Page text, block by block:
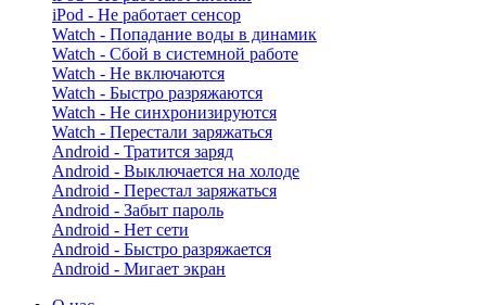
iPod - Не работает сенсор
Watch - Попадание воды в динамик
Watch - Сбой в системной работе
Watch - Не включаются
Watch - Быстро разряжаются
Watch - Не синхронизируются
Watch - Перестали заряжаться
Android - Тратится заряд
Android - Выключается на холоде
Android - Перестал заряжаться
Android - Забыт пароль
Android - Нет сети
Android - Быстро разряжается
Android - Мигает экран